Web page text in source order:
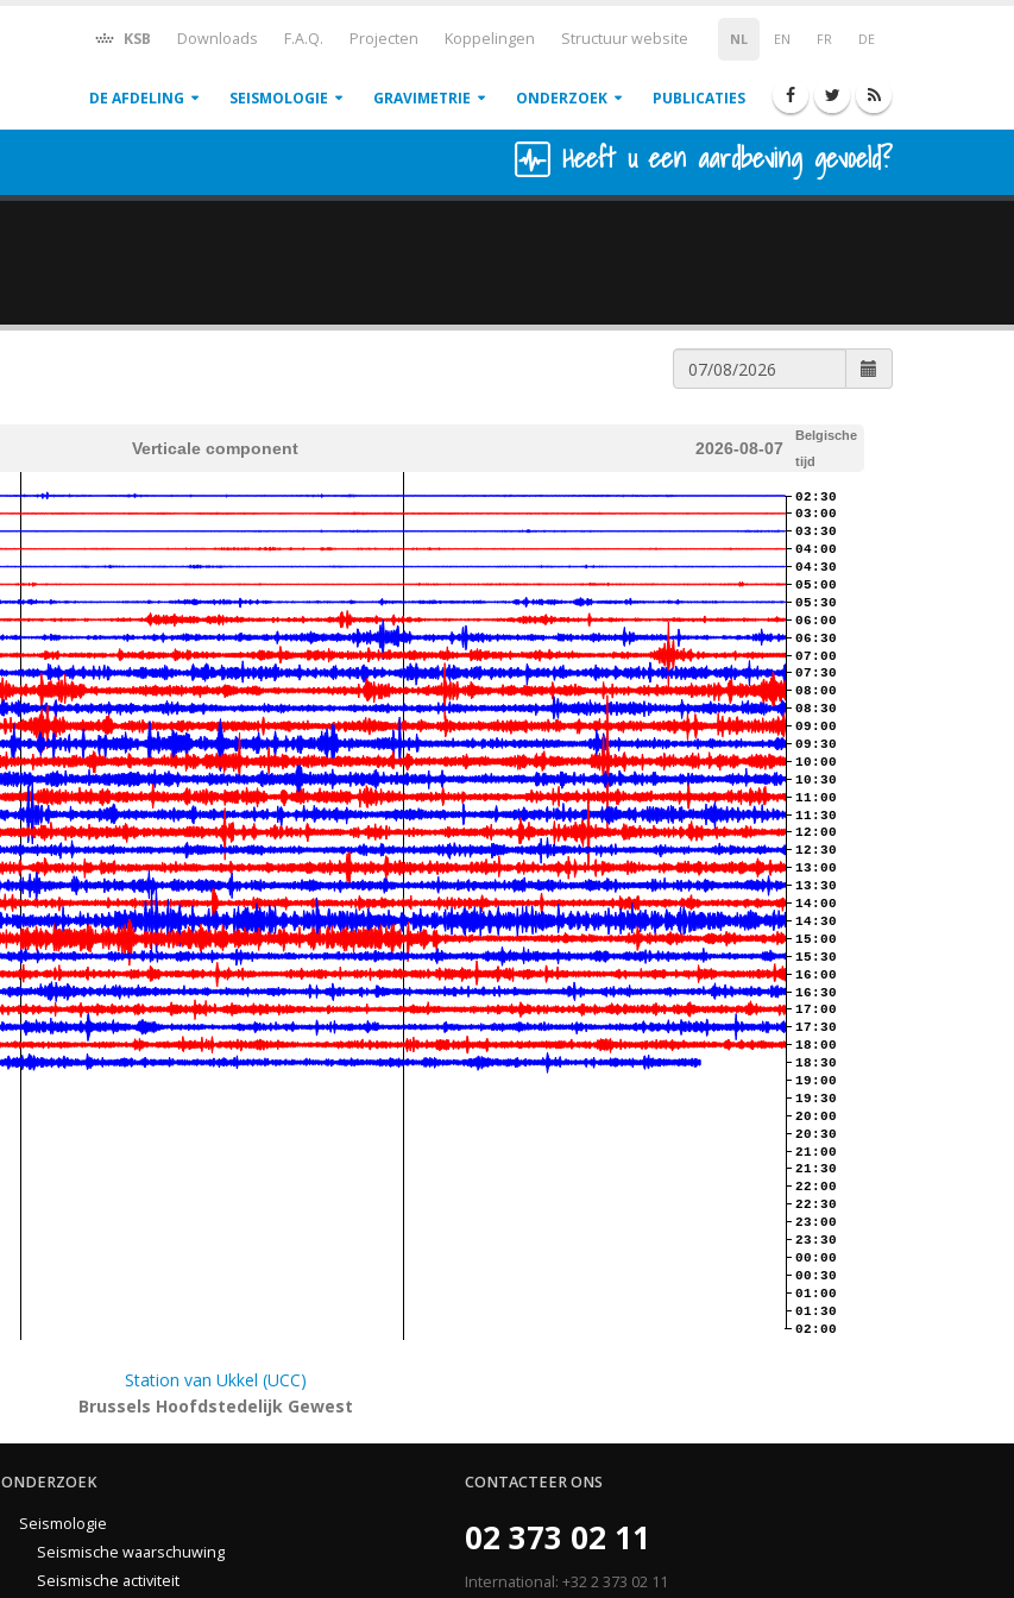
NL EN FR DE
KSB Downloads F.A.Q. Projecten Koppelingen Structuur website
DE AFDELING SEISMOLOGIE GRAVIMETRIE ONDERZOEK PUBLICATIES
Heeft u een aardbeving gevoeld?
Verticale component 2026-08-07
Belgische
tijd
02:30
03:00
03:30
04:00
04:30
05:00
05:30
06:00
06:30
07:00
07:30
08:00
08:30
09:00
09:30
10:00
10:30
11:00
11:30
12:00
12:30
13:00
13:30
14:00
14:30
15:00
15:30
16:00
16:30
17:00
17:30
18:00
18:30
19:00
19:30
20:00
20:30
21:00
21:30
22:00
22:30
23:00
23:30
00:00
00:30
01:00
01:30
02:00
Station van Ukkel (UCC)
Brussels Hoofdstedelijk Gewest
ONDERZOEK
Seismologie
Seismische waarschuwing
Seismische activiteit
CONTACTEER ONS
02 373 02 11
International: +32 2 373 02 11